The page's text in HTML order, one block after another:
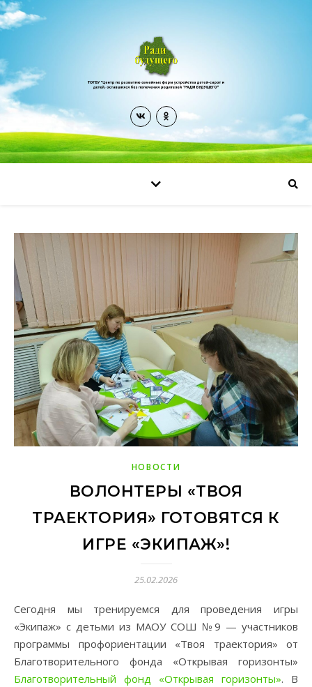
НОВОСТИ
ВОЛОНТЕРЫ «ТВОЯ
ТРАЕКТОРИЯ» ГОТОВЯТСЯ К
ИГРЕ «ЭКИПАЖ»!
25.02.2026
Сегодня мы тренируемся для проведения игры
«Экипаж» с детьми из МАОУ СОШ №9 — участников
программы профориентации «Твоя траектория» от
Благотворительного фонда «Открывая горизонты»
Благотворительный фонд «Открывая горизонты». В